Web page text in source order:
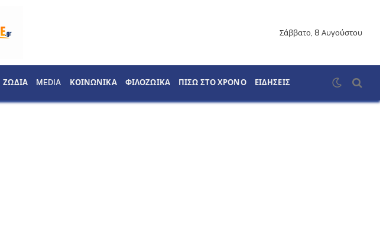
Σάββατο, 8 Αυγούστου
ΖΩΔΙΑ MEDIA ΚΟΙΝΩΝΙΚΑ ΦΙΛΟΖΩΙΚΑ ΠΙΣΩ ΣΤΟ ΧΡΟΝΟ ΕΙΔΗΣΕΙΣ